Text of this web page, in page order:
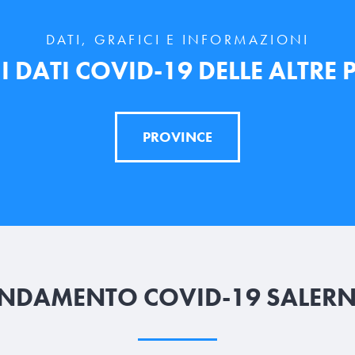
DATI, GRAFICI E INFORMAZIONI
DATI COVID-19 DELLE ALTRE
PROVINCE
COVID-19